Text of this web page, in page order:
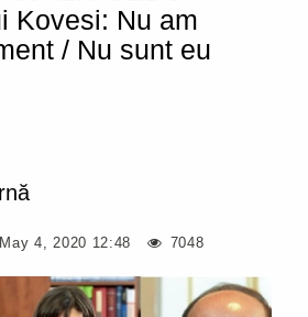
Kovesi: Nu am
/ Nu sunt eu
May 4, 2020 12:48 7048